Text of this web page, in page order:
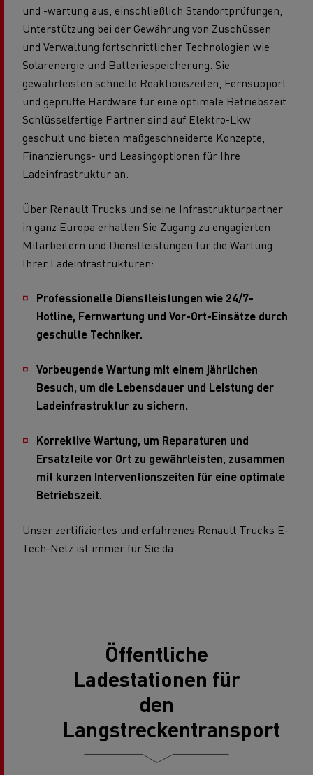
und -wartung aus, einschließlich Standortprüfungen,
Unterstützung bei der Gewährung von Zuschüssen
und Verwaltung fortschrittlicher Technologien wie
Solarenergie und Batteriespeicherung. Sie
gewährleisten schnelle Reaktionszeiten, Fernsupport
und geprüfte Hardware für eine optimale Betriebszeit.
Schlüsselfertige Partner sind auf Elektro-Lkw
geschult und bieten maßgeschneiderte Konzepte,
Finanzierungs- und Leasingoptionen für Ihre
Ladeinfrastruktur an.
Über Renault Trucks und seine Infrastrukturpartner
in ganz Europa erhalten Sie Zugang zu engagierten
Mitarbeitern und Dienstleistungen für die Wartung
Ihrer Ladeinfrastrukturen:
Professionelle Dienstleistungen wie 24/7-
Hotline, Fernwartung und Vor-Ort-Einsätze durch
geschulte Techniker.
Vorbeugende Wartung mit einem jährlichen
Besuch, um die Lebensdauer und Leistung der
Ladeinfrastruktur zu sichern.
Korrektive Wartung, um Reparaturen und
Ersatzteile vor Ort zu gewährleisten, zusammen
mit kurzen Interventionszeiten für eine optimale
Betriebszeit.
Unser zertifiziertes und erfahrenes Renault Trucks E-
Tech-Netz ist immer für Sie da.
Öffentliche
Ladestationen für
den
Langstreckentransport